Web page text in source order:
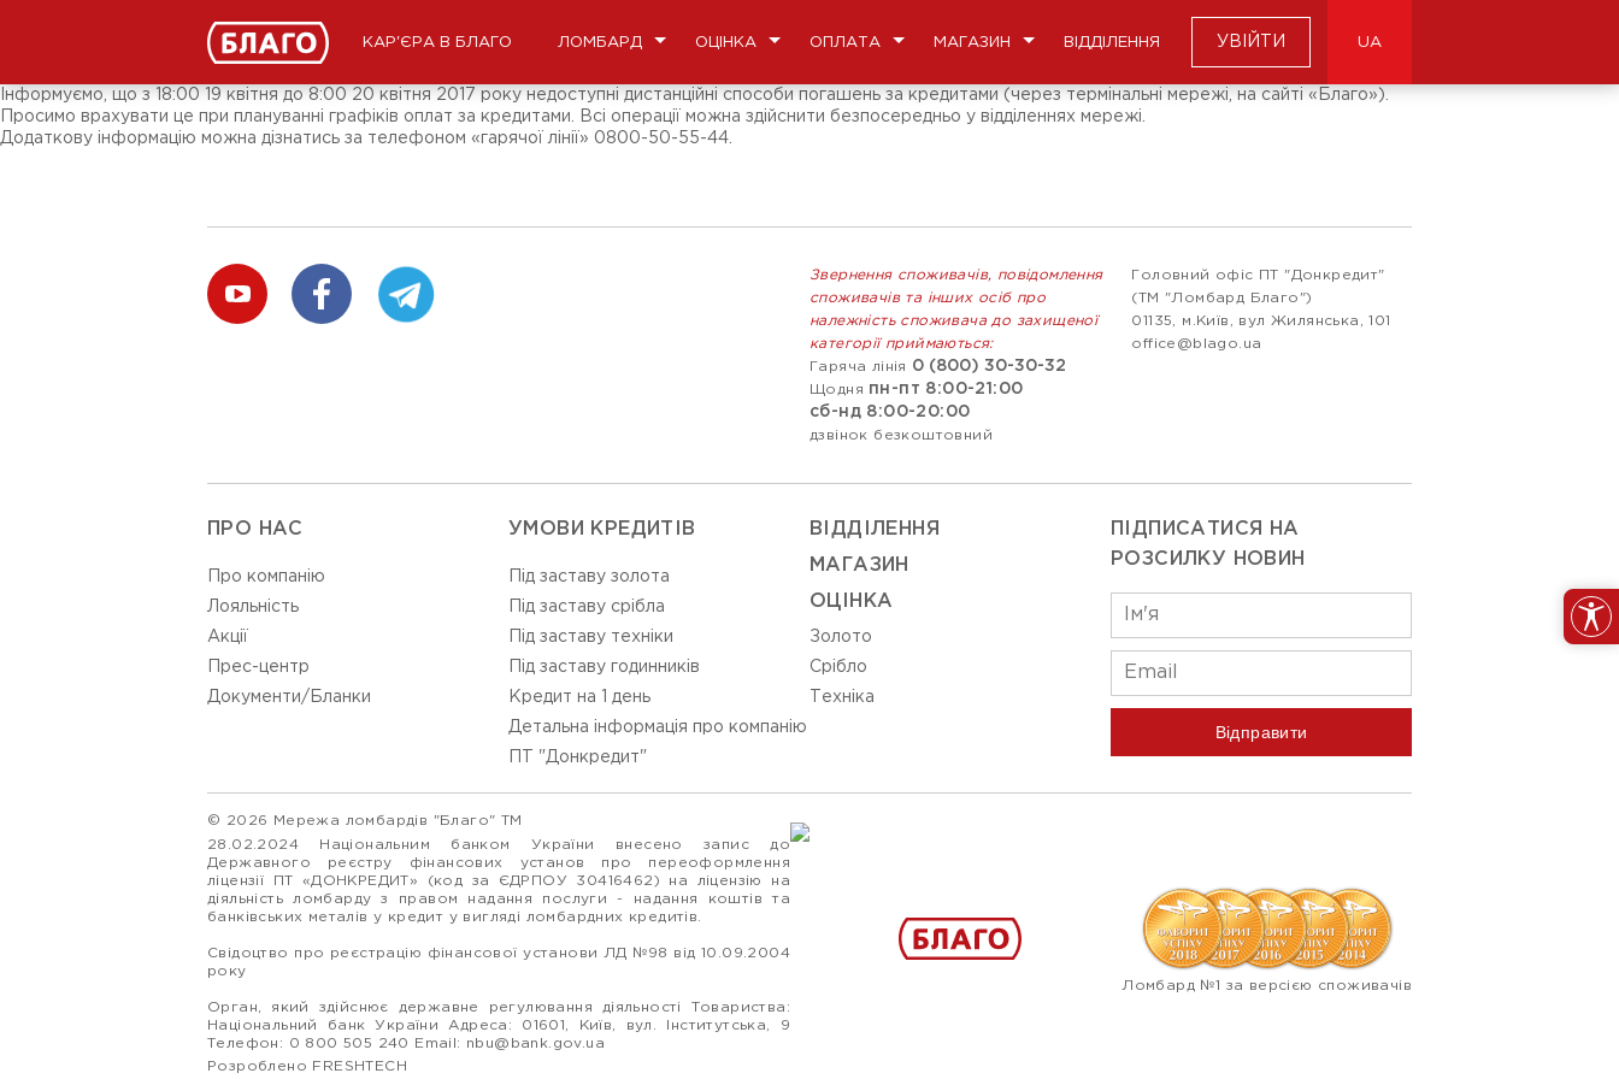
КАР'ЄРА В БЛАГО ЛОМБАРД ОЦІНКА ОПЛАТА МАГАЗИН ВІДДІЛЕННЯ УВІЙТИ UA
Підписники соц-мереж
Інформуємо, що з 18:00 19 квітня до 8:00 20 квітня 2017 року недоступні дистанційні способи погашень за кредитами (через термінальні мережі, на сайті «Благо»).
Просимо врахувати це при плануванні графіків оплат за кредитами. Всі операції можна здійснити безпосередньо у відділеннях мережі.
Додаткову інформацію можна дізнатись за телефоном «гарячої лінії» 0800-50-55-44.
Звернення споживачів, повідомлення
споживачів та інших осіб про
належність споживача до захищеної
категорії приймаються:
Гаряча лінія
0 (800) 30-30-32
Щодня пн-пт 8:00-21:00
сб-нд 8:00-20:00
дзвінок безкоштовний
Головний офіс ПТ "Донкредит"
(ТМ "Ломбард Благо")
01135, м.Київ, вул Жилянська, 101
office@blago.ua
ПРО НАС
Про компанію
Лояльність
Акції
Прес-центр
Документи/Бланки
УМОВИ КРЕДИТІВ
Під заставу золота
Під заставу срібла
Під заставу техніки
Під заставу годинників
Кредит на 1 день
Детальна інформація про компанію
ПТ "Донкредит"
ВIДДIЛЕННЯ
МАГАЗИН
ОЦIНКА
Золото
Срiбло
Технiка
ПІДПИСАТИСЯ НА
РОЗСИЛКУ НОВИН
Відправити
© 2026 Мережа ломбардів "Благо" ТМ
28.02.2024 Національним банком України внесено запис до
Державного реєстру фінансових установ про переоформлення
ліцензії ПТ «ДОНКРЕДИТ» (код за ЄДРПОУ 30416462) на ліцензію на
діяльність ломбарду з правом надання послуги - надання коштів та
банківських металів у кредит у вигляді ломбардних кредитів.
Свідоцтво про реєстрацію фінансової установи ЛД №98 від 10.09.2004
року
Орган, який здійснює державне регулювання діяльності Товариства:
Національний банк України Адреса: 01601, Київ, вул. Інститутська, 9
Телефон: 0 800 505 240 Email: nbu@bank.gov.ua
Розроблено FRESHTECH
Ломбард №1 за версією споживачів